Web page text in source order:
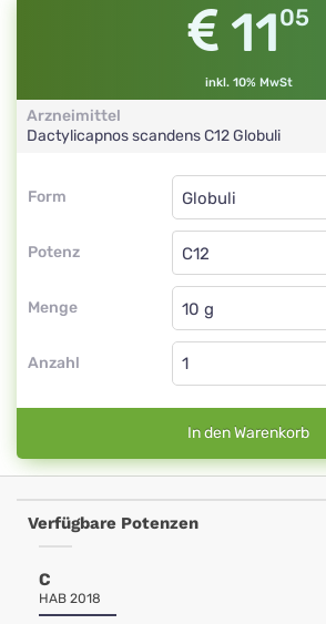
1105
inkl. 10% MwSt
Arzneimittel
Dactylicapnos scandensC12Globuli
Form
Form
Potenz
Globuli
C12
Menge
Globuli
Anzahl
In den Warenkorb
Verfügbare Potenzen
C
HAB 2018